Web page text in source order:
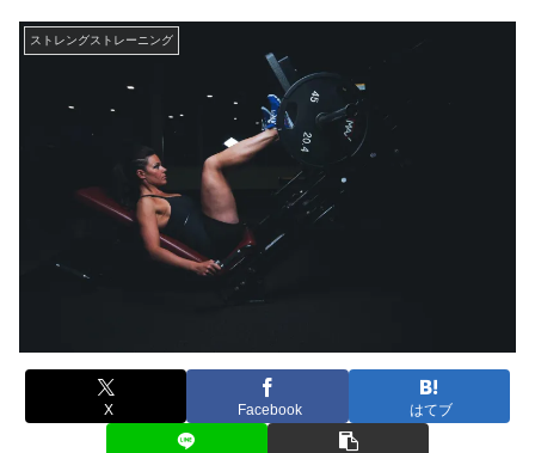
ストレングストレーニング
X Facebook はてブ